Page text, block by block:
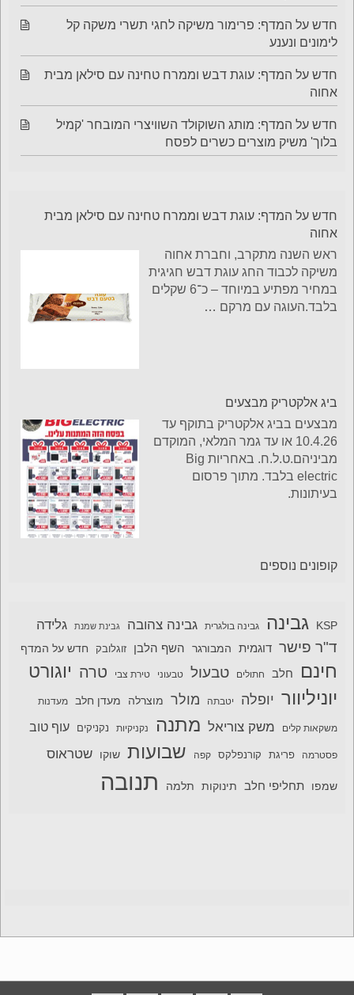
חדש על המדף: פרימור משיקה לחגי תשרי משקה קל
לימונים ונענע
חדש על המדף: עוגת דבש וממרח טחינה עם סילאן מבית
אחוה
חדש על המדף: מותג השוקולד השוויצרי המובחר 'קמיל
בלוך' משיק מוצרים כשרים לפסח
חדש על המדף: עוגת דבש וממרח טחינה עם סילאן מבית
אחוה
ראש השנה מתקרב, וחברת אחוה
משיקה לכבוד החג עוגת דבש חגיגית
במחיר מפתיע במיוחד – כ־6 שקלים
בלבד.העוגה עם מרקם …
ביג אלקטריק מבצעים
מבצעים בביג אלקטריק בתוקף עד
10.4.26 או עד גמר המלאי, המוקדם
מביניהם.ט.ל.ח. באחריות Big
electric בלבד. מתוך פרסום
בעיתונות.
קופונים נוספים
KSP גבינה גבינה בולגרית גבינה צהובה גבינת שמנת גלידה
ד"ר פישר דוגמית המבורגר השף הלבן זוגלובק חדש על המדף
חינם חלב חתולים טבעול טבעוני טירת צבי טרה יוגורט
יוניליוור יופלה יטבתה מולר מוצרלה מעדן חלב מעדנות
משקאות קלים משק צוריאל מתנה נקניקיות נקניקים עוף טוב
פסטרמה פריגת קורנפלקס קפה שבועות שוקו שטראוס
שמפו תחליפי חלב תינוקות תלמה תנובה